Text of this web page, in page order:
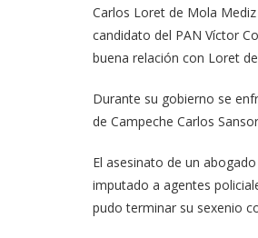
Carlos Loret de Mola
candidato del PAN Víctor
buena relación con Loret
Durante su gobierno se
de Campeche Carlos
El asesinato de un
imputado a agentes
pudo terminar su sexenio